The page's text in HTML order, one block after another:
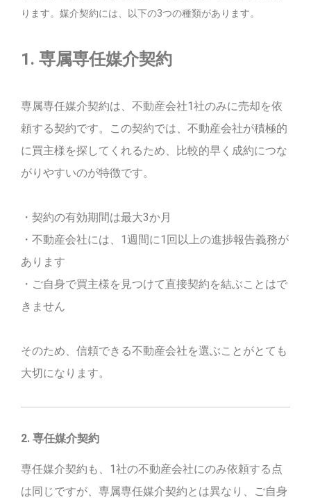
ります。媒介契約には、以下の3つの種類があります。
1. 専属専任媒介契約
専属専任媒介契約は、不動産会社1社のみに売却を依
頼する契約です。この契約では、不動産会社が積極的
に買主様を探してくれるため、比較的早く成約につな
がりやすいのが特徴です。
・契約の有効期間は最大3か月
・不動産会社には、1週間に1回以上の進捗報告義務が
あります
・ご自身で買主様を見つけて直接契約を結ぶことはで
きません
そのため、信頼できる不動産会社を選ぶことがとても
大切になります。
2. 専任媒介契約
専任媒介契約も、1社の不動産会社にのみ依頼する点
は同じですが、専属専任媒介契約とは異なり、ご自身